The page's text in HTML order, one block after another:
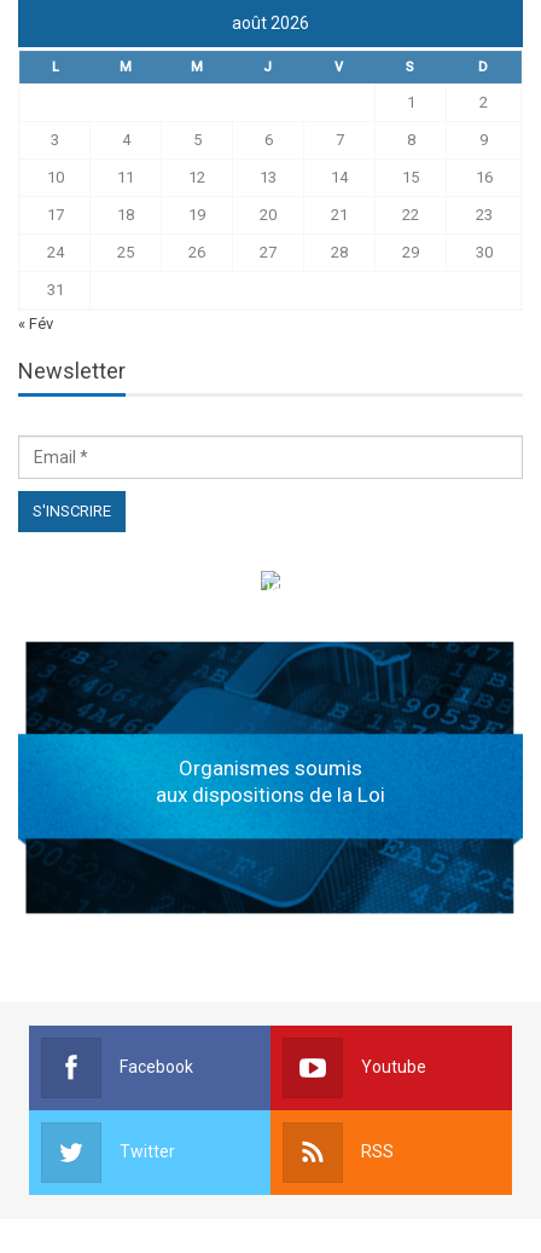
août 2026
L M M J V S D
1 2
3 4 5 6 7 8 9
10 11 12 13 14 15 16
17 18 19 20 21 22 23
24 25 26 27 28 29 30
31
« Fév
Newsletter
الهياكل الخاضعة لقانون النفاذ إلى المعلومة
Organismes soumis
aux dispositions de la Loi
Facebook Youtube
Twitter RSS